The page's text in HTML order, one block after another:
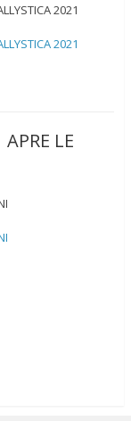
2021
2021
LE